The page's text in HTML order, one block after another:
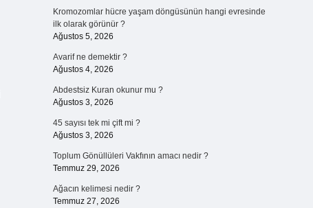
Kromozomlar hücre yaşam döngüsünün hangi evresinde
ilk olarak görünür ?
Ağustos 5, 2026
Avarif ne demektir ?
Ağustos 4, 2026
Abdestsiz Kuran okunur mu ?
Ağustos 3, 2026
45 sayısı tek mi çift mi ?
Ağustos 3, 2026
Toplum Gönüllüleri Vakfının amacı nedir ?
Temmuz 29, 2026
Ağacın kelimesi nedir ?
Temmuz 27, 2026